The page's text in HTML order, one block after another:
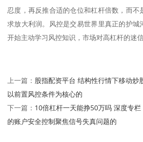
忍度，再反推合适的仓位和杠杆倍数，而不
求放大利润。风控是交易世界里真正的护城
开始主动学习风控知识，市场对高杠杆的迷
上一篇： 股指配资平台 结构性行情下移动炒
以前置风控条件为核心的
下一篇： 10倍杠杆一天能挣50万吗 深度专
的账户安全控制聚焦信号失真问题的